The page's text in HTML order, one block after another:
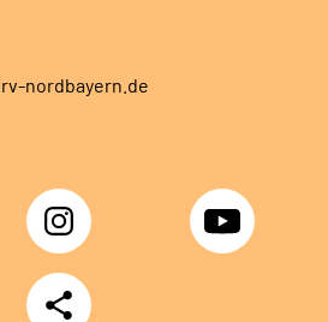
nordbayern.de
Instagram Youtube
de/deutsche-
Teilen